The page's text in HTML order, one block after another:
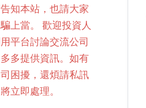
知本站，也請大家
上當。 歡迎投資人
平台討論交流公司
多提供資訊。如有
困擾，還煩請私訊
立即處理。